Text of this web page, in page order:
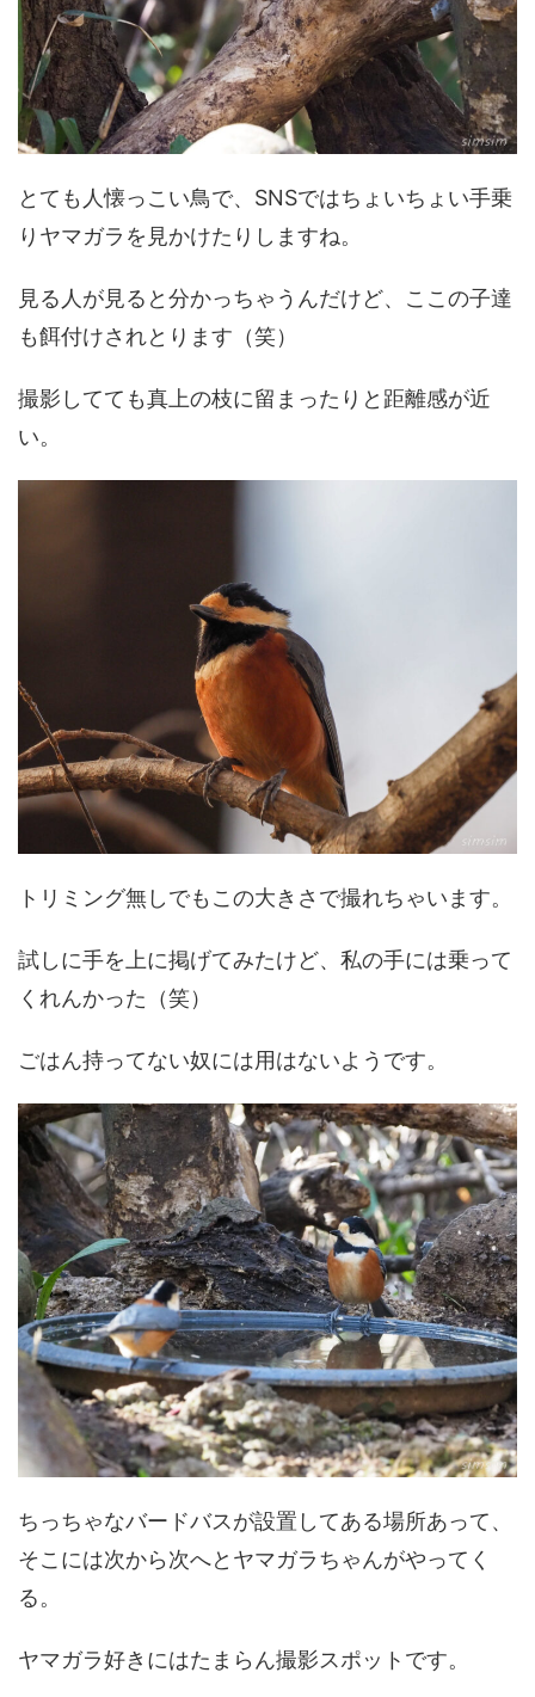
とても人懐っこい鳥で、SNSではちょいちょい手乗
りヤマガラを見かけたりしますね。
見る人が見ると分かっちゃうんだけど、ここの子達
も餌付けされとります（笑）
撮影してても真上の枝に留まったりと距離感が近
い。
トリミング無しでもこの大きさで撮れちゃいます。
試しに手を上に掲げてみたけど、私の手には乗って
くれんかった（笑）
ごはん持ってない奴には用はないようです。
ちっちゃなバードバスが設置してある場所あって、
そこには次から次へとヤマガラちゃんがやってく
る。
ヤマガラ好きにはたまらん撮影スポットです。